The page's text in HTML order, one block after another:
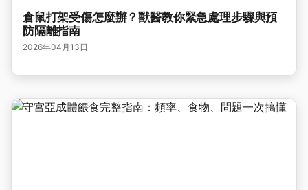
倉鼠打架受傷怎麼辦？獸醫教你緊急處理步驟與預
防隔離指南
2026年04月13日